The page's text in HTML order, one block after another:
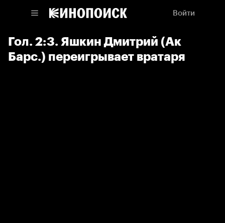
Войти
Гол. 2:3. Яшкин Дмитрий (Ак
Барс.) переигрывает вратаря